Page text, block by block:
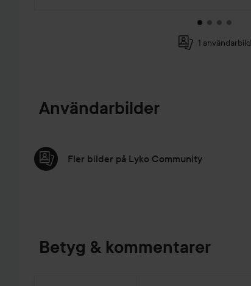
1 användarbild
Användarbilder
Fler bilder på Lyko Community
Betyg & kommentarer